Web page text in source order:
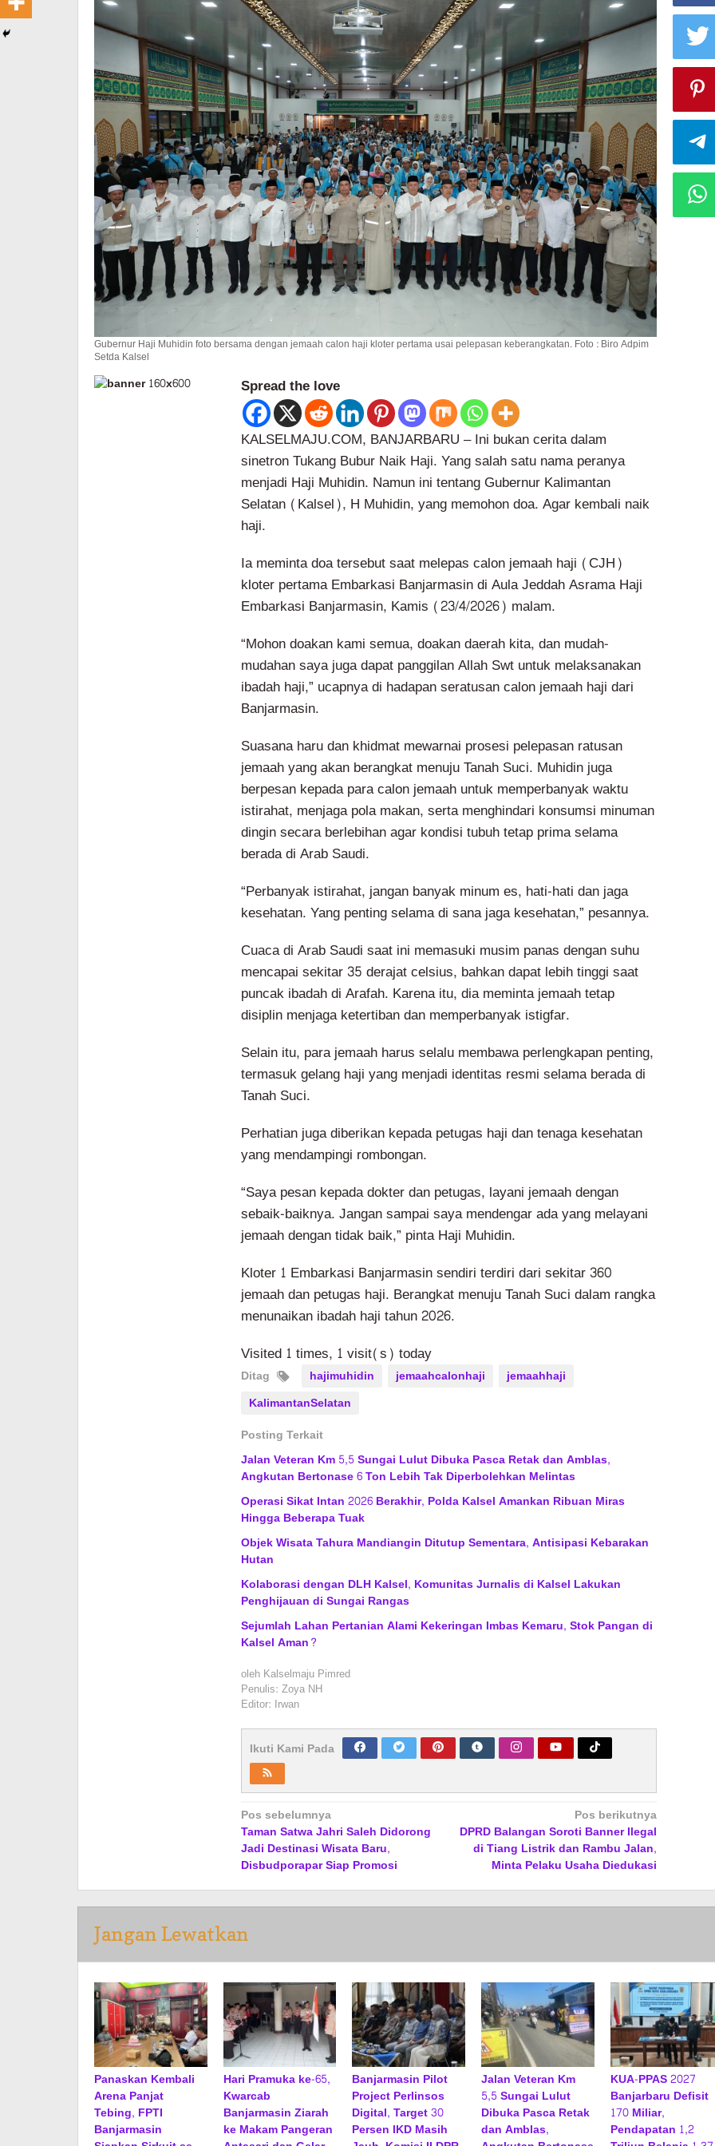
Gubernur Haji Muhidin foto bersama dengan jemaah calon haji kloter pertama usai pelepasan keberangkatan. Foto : Biro Adpim
Setda Kalsel
Spread the love
KALSELMAJU.COM, BANJARBARU – Ini bukan cerita dalam
sinetron Tukang Bubur Naik Haji. Yang salah satu nama peranya
menjadi Haji Muhidin. Namun ini tentang Gubernur Kalimantan
Selatan (Kalsel), H Muhidin, yang memohon doa. Agar kembali naik
haji.
Ia meminta doa tersebut saat melepas calon jemaah haji (CJH)
kloter pertama Embarkasi Banjarmasin di Aula Jeddah Asrama Haji
Embarkasi Banjarmasin, Kamis (23/4/2026) malam.
“Mohon doakan kami semua, doakan daerah kita, dan mudah-
mudahan saya juga dapat panggilan Allah Swt untuk melaksanakan
ibadah haji,” ucapnya di hadapan seratusan calon jemaah haji dari
Banjarmasin.
Suasana haru dan khidmat mewarnai prosesi pelepasan ratusan
jemaah yang akan berangkat menuju Tanah Suci. Muhidin juga
berpesan kepada para calon jemaah untuk memperbanyak waktu
istirahat, menjaga pola makan, serta menghindari konsumsi minuman
dingin secara berlebihan agar kondisi tubuh tetap prima selama
berada di Arab Saudi.
“Perbanyak istirahat, jangan banyak minum es, hati-hati dan jaga
kesehatan. Yang penting selama di sana jaga kesehatan,” pesannya.
Cuaca di Arab Saudi saat ini memasuki musim panas dengan suhu
mencapai sekitar 35 derajat celsius, bahkan dapat lebih tinggi saat
puncak ibadah di Arafah. Karena itu, dia meminta jemaah tetap
disiplin menjaga ketertiban dan memperbanyak istigfar.
Selain itu, para jemaah harus selalu membawa perlengkapan penting,
termasuk gelang haji yang menjadi identitas resmi selama berada di
Tanah Suci.
Perhatian juga diberikan kepada petugas haji dan tenaga kesehatan
yang mendampingi rombongan.
“Saya pesan kepada dokter dan petugas, layani jemaah dengan
sebaik-baiknya. Jangan sampai saya mendengar ada yang melayani
jemaah dengan tidak baik,” pinta Haji Muhidin.
Kloter 1 Embarkasi Banjarmasin sendiri terdiri dari sekitar 360
jemaah dan petugas haji. Berangkat menuju Tanah Suci dalam rangka
menunaikan ibadah haji tahun 2026.
Visited 1 times, 1 visit(s) today
Ditag hajimuhidin jemaahcalonhaji
jemaahhaji
KalimantanSelatan
Posting Terkait
Jalan Veteran Km 5,5 Sungai Lulut Dibuka Pasca Retak dan Amblas,
Angkutan Bertonase 6 Ton Lebih Tak Diperbolehkan Melintas
Operasi Sikat Intan 2026 Berakhir, Polda Kalsel Amankan Ribuan Miras
Hingga Beberapa Tuak
Objek Wisata Tahura Mandiangin Ditutup Sementara, Antisipasi Kebarakan
Hutan
Kolaborasi dengan DLH Kalsel, Komunitas Jurnalis di Kalsel Lakukan
Penghijauan di Sungai Rangas
Sejumlah Lahan Pertanian Alami Kekeringan Imbas Kemaru, Stok Pangan di
Kalsel Aman?
oleh Kalselmaju Pimred
Penulis: Zoya NH
Editor: Irwan
Ikuti Kami Pada
Navigasi
pos
Pos sebelumnya
Taman Satwa Jahri Saleh Didorong
Jadi Destinasi Wisata Baru,
Disbudporapar Siap Promosi
Pos berikutnya
DPRD Balangan Soroti Banner Ilegal
di Tiang Listrik dan Rambu Jalan,
Minta Pelaku Usaha Diedukasi
Jangan Lewatkan
Panaskan Kembali
Arena Panjat
Tebing, FPTI
Banjarmasin
Hari Pramuka ke-65,
Kwarcab
Banjarmasin Ziarah
ke Makam Pangeran
Banjarmasin Pilot
Project Perlinsos
Digital, Target 30
Persen IKD Masih
Jalan Veteran Km
5,5 Sungai Lulut
Dibuka Pasca Retak
dan Amblas,
KUA-PPAS 2027
Banjarbaru Defisit
170 Miliar,
Pendapatan 1,2